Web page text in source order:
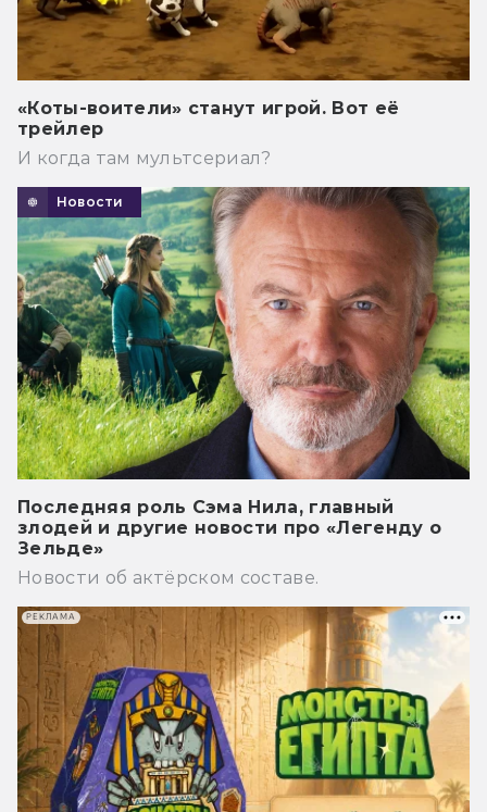
«Коты-воители» станут игрой. Вот её
трейлер
И когда там мультсериал?
Новости
Последняя роль Сэма Нила, главный
злодей и другие новости про «Легенду о
Зельде»
Новости об актёрском составе.
РЕКЛАМА